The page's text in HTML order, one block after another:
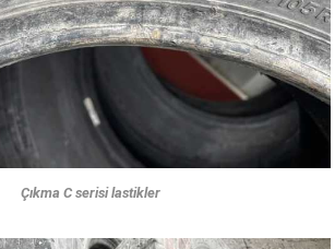
Çıkma C serisi lastikler